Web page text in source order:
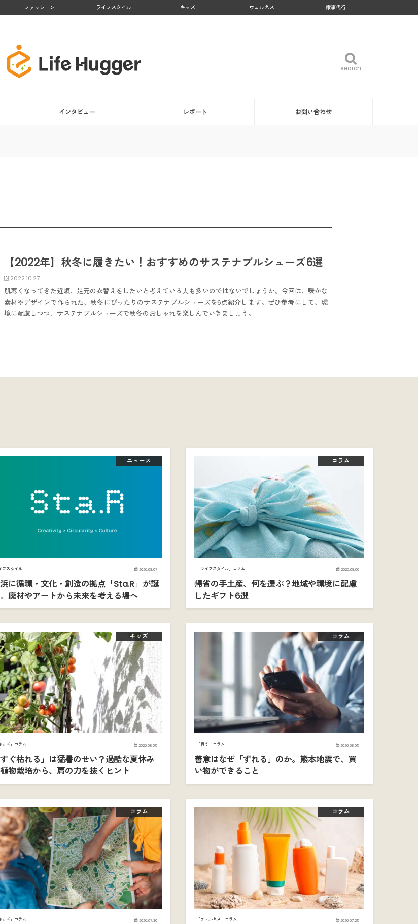
ファッション ライフスタイル キッズ ウェルネス 家事代行
search
search
インタビュー レポート お問い合わせ
【2022年】秋冬に履きたい！おすすめのサステナブルシューズ6選
2022.10.27
肌寒くなってきた近頃、足元の衣替えをしたいと考えている人も多いのではないでしょうか。今回は、暖かな
素材やデザインで作られた、秋冬にぴったりのサステナブルシューズを6点紹介します。ぜひ参考にして、環
境に配慮しつつ、サステナブルシューズで秋冬のおしゃれを楽しんでいきましょう。
ニュース
フスタイル 2026.08.07
に循環・文化・創造の拠点「Sta.R」が誕
廃材やアートから未来を考える場へ
コラム
「ライフスタイル」コラム 2026.08.06
帰省の手土産、何を選ぶ？地域や環境に配慮
したギフト6選
キッズ
ッズ」コラム 2026.08.05
すぐ枯れる」は猛暑のせい？過酷な夏休み
物栽培から、肩の力を抜くヒント
コラム
「買う」コラム 2026.08.05
善意はなぜ「ずれる」のか。熊本地震で、買
い物ができること
コラム
ッズ」コラム 2026.07.30
コラム
「ウェルネス」コラム 2026.07.25